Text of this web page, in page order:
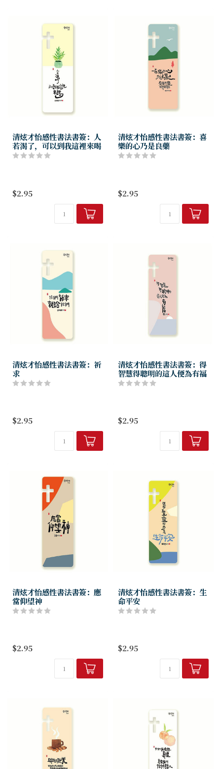
清炫才怡感性書法書簽：人
若渴了，可以到我這裡來喝
$2.95
清炫才怡感性書法書簽：喜
樂的心乃是良藥
$2.95
清炫才怡感性書法書簽：祈
求
$2.95
清炫才怡感性書法書簽：得
智慧得聰明的這人便為有福
$2.95
清炫才怡感性書法書簽：應
當仰望神
$2.95
清炫才怡感性書法書簽：生
命平安
$2.95